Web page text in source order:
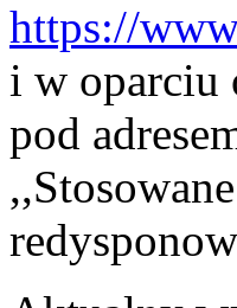
https://
i w oparciu
pod